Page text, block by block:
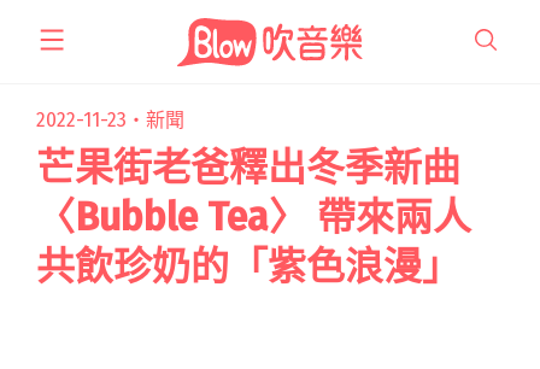
2022-11-23・ 新聞
芒果街老爸釋出冬季新曲
〈Bubble Tea〉 帶來兩人
共飲珍奶的「紫色浪漫」